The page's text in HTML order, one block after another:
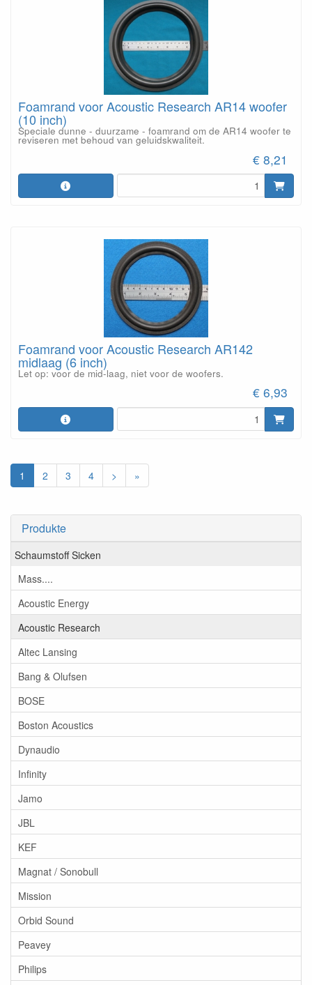
Produkte
Schaumstoff Sicken
Mass....
Acoustic Energy
Acoustic Research
Altec Lansing
Bang & Olufsen
BOSE
Boston Acoustics
Dynaudio
Infinity
Jamo
JBL
KEF
Magnat / Sonobull
Mission
Orbid Sound
Peavey
Philips
Foamrand voor Acoustic Research AR14 woofer
(10 inch)
Speciale dunne - duurzame - foamrand om de AR14 woofer te
reviseren met behoud van geluidskwaliteit.
€ 8,21
Foamrand voor Acoustic Research AR142
midlaag (6 inch)
Let op: voor de mid-laag, niet voor de woofers.
€ 6,93
1 2 3 4 > »